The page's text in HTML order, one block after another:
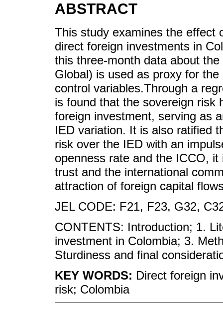
ABSTRACT
This study examines the effect
direct foreign investments in
this three-month data about
Global) is used as proxy for
control variables.Through a
is found that the sovereign risk
foreign investment, serving as
IED variation. It is also ratified
risk over the IED with an
openness rate and the ICCO,
trust and the international
attraction of foreign capital
JEL CODE: F21, F23, G32,
CONTENTS: Introduction; 1.
investment in Colombia; 3.
Sturdiness and final
KEY WORDS: Direct foreign
risk; Colombia